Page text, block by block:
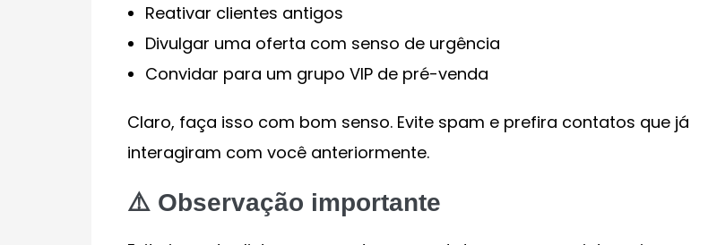
Reativar clientes antigos
Divulgar uma oferta com senso de urgência
Convidar para um grupo VIP de pré-venda
Claro, faça isso com bom senso. Evite spam e prefira contatos que já
interagiram com você anteriormente.
⚠️ Observação importante